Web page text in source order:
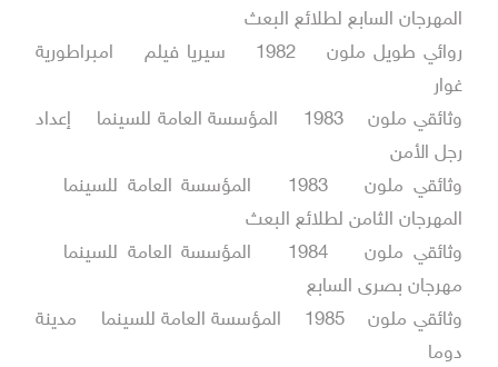
المهرجان السابع لطلائع البعث
روائي طويل ملون 1982 سيريا فيلم امبراطورية
غوار
وثائقي ملون 1983 المؤسسة العامة للسينما إعداد
رجل الأمن
وثائقي ملون 1983 المؤسسة العامة للسينما
المهرجان الثامن لطلائع البعث
وثائقي ملون 1984 المؤسسة العامة للسينما
مهرجان بصرى السابع
وثائقي ملون 1985 المؤسسة العامة للسينما مدينة
دوما